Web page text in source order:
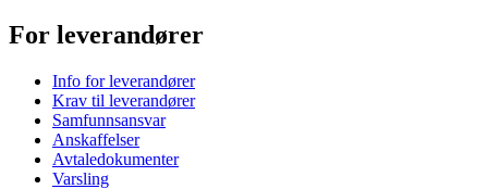
For leverandører
Info for leverandører
Krav til leverandører
Samfunnsansvar
Anskaffelser
Avtaledokumenter
Varsling